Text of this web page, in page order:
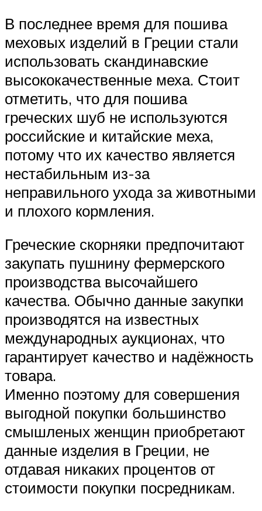
В последнее время для пошива
меховых изделий в Греции стали
использовать скандинавские
высококачественные меха. Стоит
отметить, что для пошива
греческих шуб не используются
российские и китайские меха,
потому что их качество является
нестабильным из-за
неправильного ухода за животными
и плохого кормления.
Греческие скорняки предпочитают
закупать пушнину фермерского
производства высочайшего
качества. Обычно данные закупки
производятся на известных
международных аукционах, что
гарантирует качество и надёжность
товара.
Именно поэтому для совершения
выгодной покупки большинство
смышленых женщин приобретают
данные изделия в Греции, не
отдавая никаких процентов от
стоимости покупки посредникам.